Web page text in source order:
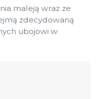
maleją wraz ze
zdecydowaną
ubojowi w